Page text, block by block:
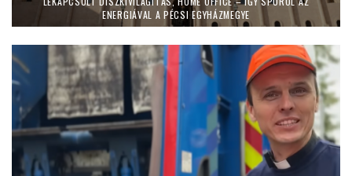
ENERGIÁVAL A PÉCSI EGYHÁZMEGYE